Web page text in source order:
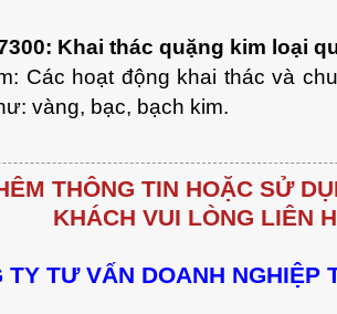
Khai thác quặng kim loại
Các hoạt động khai thác và
vàng, bạc, bạch kim.
THÔNG TIN HOẶC SỬ
KHÁCH VUI LÒNG LIÊN
TY TƯ VẤN DOANH NGHIỆP